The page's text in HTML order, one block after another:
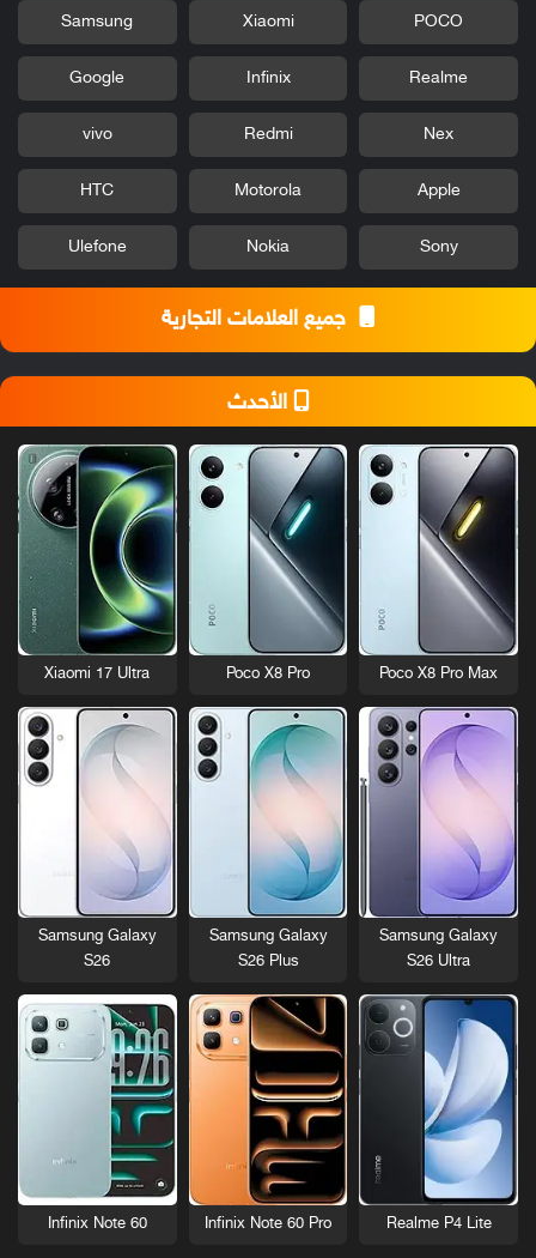
POCO
Xiaomi
Samsung
Realme
Infinix
Google
Nex
Redmi
vivo
Apple
Motorola
HTC
Sony
Nokia
Ulefone
جميع العلامات التجارية
الأحدث
Poco X8 Pro Max
Poco X8 Pro
Xiaomi 17 Ultra
Samsung Galaxy
S26 Ultra
Samsung Galaxy
S26 Plus
Samsung Galaxy
S26
Realme P4 Lite
Infinix Note 60 Pro
Infinix Note 60